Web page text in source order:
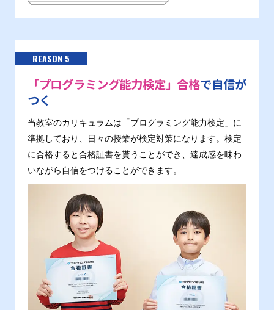
REASON 5
「プログラミング能力検定」合格で自信が
つく
当教室のカリキュラムは「プログラミング能力検定」に
準拠しており、日々の授業が検定対策になります。検定
に合格すると合格証書を貰うことができ、達成感を味わ
いながら自信をつけることができます。